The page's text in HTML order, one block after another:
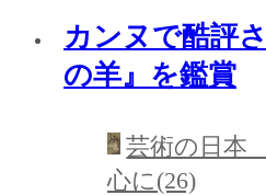
カンヌで酷評
の羊』を鑑賞
芸術の日本
心に(26)